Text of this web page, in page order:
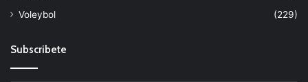
Voleybol
(229)
Subscribete